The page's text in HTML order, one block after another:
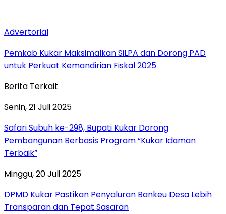
Advertorial
Pemkab Kukar Maksimalkan SiLPA dan Dorong PAD
untuk Perkuat Kemandirian Fiskal 2025
Berita Terkait
Senin, 21 Juli 2025
Safari Subuh ke-298, Bupati Kukar Dorong
Pembangunan Berbasis Program “Kukar Idaman
Terbaik”
Minggu, 20 Juli 2025
DPMD Kukar Pastikan Penyaluran Bankeu Desa Lebih
Transparan dan Tepat Sasaran